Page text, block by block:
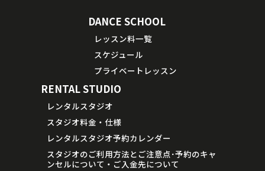
DANCE SCHOOL
レッスン料一覧
スケジュール
プライベートレッスン
RENTAL STUDIO
レンタルスタジオ
スタジオ料金・仕様
レンタルスタジオ予約カレンダー
スタジオのご利用方法とご注意点･予約のキャ
ンセルについて・ご入金先について